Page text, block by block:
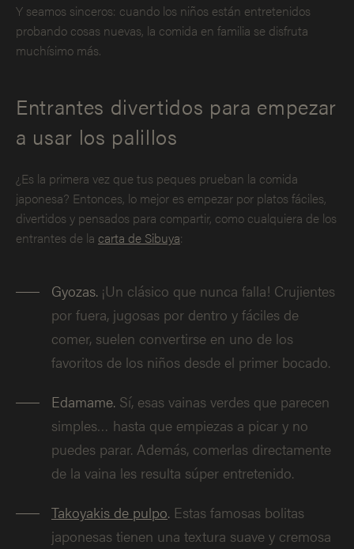
Y seamos sinceros: cuando los niños están entretenidos
probando cosas nuevas, la comida en familia se disfruta
muchísimo más.
Entrantes divertidos para empezar
a usar los palillos
¿Es la primera vez que tus peques prueban la comida
japonesa? Entonces, lo mejor es empezar por platos fáciles,
divertidos y pensados para compartir, como cualquiera de los
entrantes de la carta de Sibuya:
Gyozas. ¡Un clásico que nunca falla! Crujientes
por fuera, jugosas por dentro y fáciles de
comer, suelen convertirse en uno de los
favoritos de los niños desde el primer bocado.
Edamame. Sí, esas vainas verdes que parecen
simples… hasta que empiezas a picar y no
puedes parar. Además, comerlas directamente
de la vaina les resulta súper entretenido.
Takoyakis de pulpo. Estas famosas bolitas
japonesas tienen una textura suave y cremosa